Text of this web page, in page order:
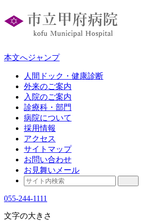
本文へジャンプ
人間ドック・健康診断
外来のご案内
入院のご案内
診療科・部門
病院について
採用情報
アクセス
サイトマップ
お問い合わせ
お見舞いメール
055-244-1111
文字の大きさ